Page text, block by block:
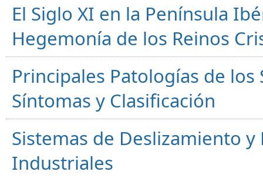
El Siglo XI en la Península
Hegemonía de los Reinos
Principales Patologías de
Síntomas y Clasificación
Sistemas de Deslizamiento
Industriales